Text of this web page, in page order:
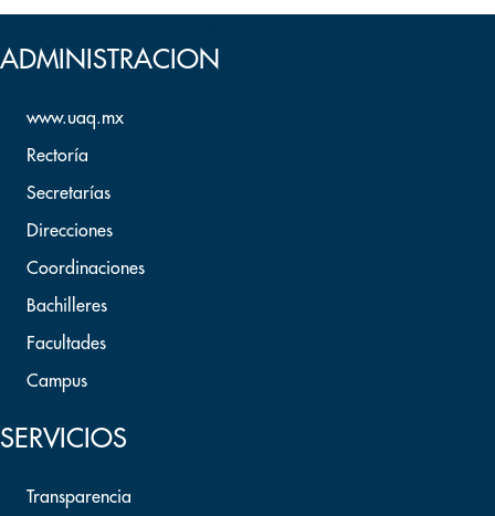
ADMINISTRACION
www.uaq.mx
Rectoría
Secretarías
Direcciones
Coordinaciones
Bachilleres
Facultades
Campus
SERVICIOS
Transparencia